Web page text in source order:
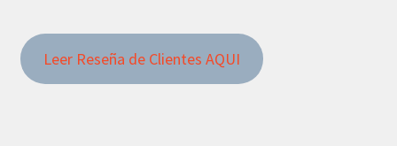
Leer Reseña de Clientes AQUI